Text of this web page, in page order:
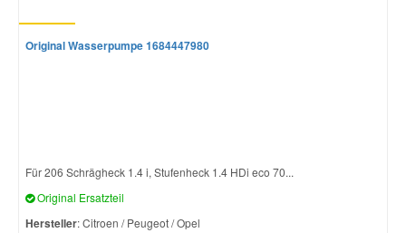
Original Wasserpumpe 1684447980
Für 206 Schrägheck 1.4 i, Stufenheck 1.4 HDi eco 70...
Original Ersatzteil
Hersteller: Citroen / Peugeot / Opel